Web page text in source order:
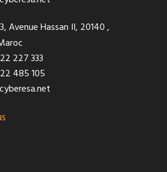
Avenue Hassan II, 20140 ,
227 333
485 105